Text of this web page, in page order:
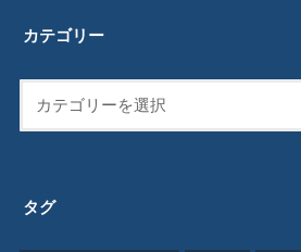
カテゴリー
タグ